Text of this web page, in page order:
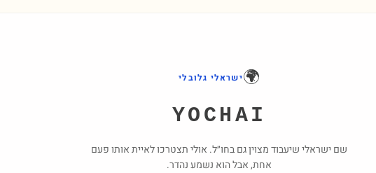
🌍ישראלי גלובלי
YOCHAI
שם ישראלי שיעבוד מצוין גם בחו״ל. אולי תצטרכו לאיית אותו פעם
אחת, אבל הוא נשמע נהדר.